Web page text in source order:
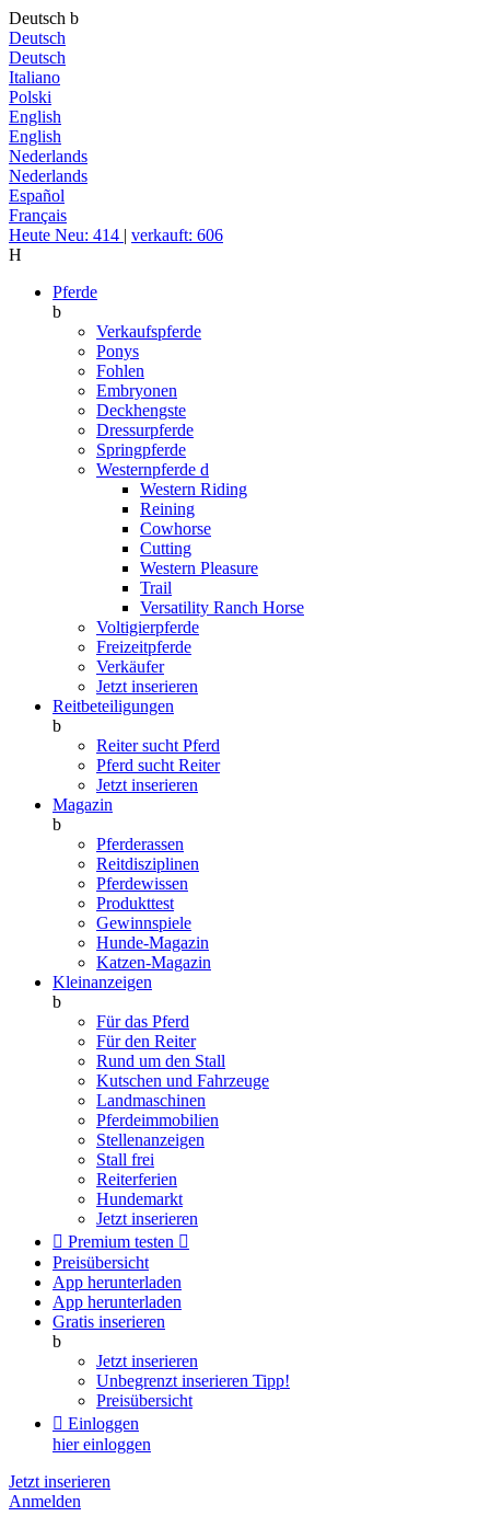
Deutsch b
Deutsch
Deutsch
Italiano
Polski
English
English
Nederlands
Nederlands
Español
Français
Heute Neu: 414 | verkauft: 606
H
Pferde
b
Verkaufspferde
Ponys
Fohlen
Embryonen
Deckhengste
Dressurpferde
Springpferde
Westernpferde d
Western Riding
Reining
Cowhorse
Cutting
Western Pleasure
Trail
Versatility Ranch Horse
Voltigierpferde
Freizeitpferde
Verkäufer
Jetzt inserieren
Reitbeteiligungen
b
Reiter sucht Pferd
Pferd sucht Reiter
Jetzt inserieren
Magazin
b
Pferderassen
Reitdisziplinen
Pferdewissen
Produkttest
Gewinnspiele
Hunde-Magazin
Katzen-Magazin
Kleinanzeigen
b
Für das Pferd
Für den Reiter
Rund um den Stall
Kutschen und Fahrzeuge
Landmaschinen
Pferdeimmobilien
Stellenanzeigen
Stall frei
Reiterferien
Hundemarkt
Jetzt inserieren
 Premium testen 
Preisübersicht
App herunterladen
App herunterladen
Gratis inserieren
b
Jetzt inserieren
Unbegrenzt inserieren Tipp!
Preisübersicht
 Einloggen
hier einloggen
Jetzt inserieren
Anmelden